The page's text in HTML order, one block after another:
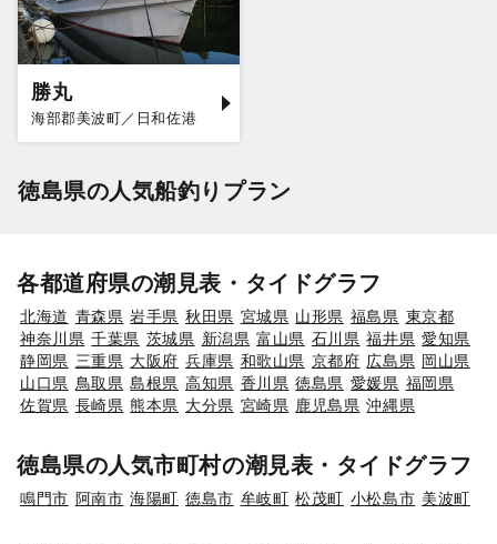
勝丸
海部郡美波町／日和佐港
徳島県の人気船釣りプラン
各都道府県の潮見表・タイドグラフ
北海道 青森県 岩手県 秋田県 宮城県 山形県 福島県 東京都
神奈川県 千葉県 茨城県 新潟県 富山県 石川県 福井県 愛知県
静岡県 三重県 大阪府 兵庫県 和歌山県 京都府 広島県 岡山県
山口県 鳥取県 島根県 高知県 香川県 徳島県 愛媛県 福岡県
佐賀県 長崎県 熊本県 大分県 宮崎県 鹿児島県 沖縄県
徳島県の人気市町村の潮見表・タイドグラフ
鳴門市 阿南市 海陽町 徳島市 牟岐町 松茂町 小松島市 美波町